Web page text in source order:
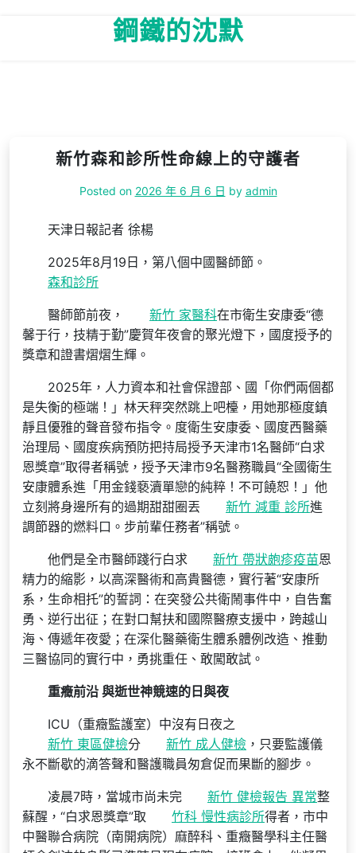
鋼鐵的沈默
新竹森和診所性命線上的守護者
Posted on 2026 年 6 月 6 日 by admin
天津日報記者 徐楊
2025年8月19日，第八個中國醫師節。
森和診所
醫師節前夜， 新竹 家醫科在市衛生安康委“德
馨于行，技精于勤”慶賀年夜會的聚光燈下，國度授予的
獎章和證書熠熠生輝。
2025年，人力資本和社會保證部、國「你們兩個都
是失衡的極端！」林天秤突然跳上吧檯，用她那極度鎮
靜且優雅的聲音發布指令。度衛生安康委、國度西醫藥
治理局、國度疾病預防把持局授予天津市1名醫師“白求
恩獎章”取得者稱號，授予天津市9名醫務職員“全國衛生
安康體系進「用金錢褻瀆單戀的純粹！不可饒恕！」他
立刻將身邊所有的過期甜甜圈丟
新竹 減重 診所進
調節器的燃料口。步前輩任務者”稱號。
他們是全市醫師踐行白求 新竹 帶狀皰疹疫苗恩
精力的縮影，以高深醫術和高貴醫德，實行著“安康所
系，生命相托”的誓詞：在突發公共衛鬧事件中，自告奮
勇、逆行出征；在對口幫扶和國際醫療支援中，跨越山
海、傳遞年夜愛；在深化醫藥衛生體系體例改造、推動
三醫協同的實行中，勇挑重任、敢闖敢試。
重癥前沿 與逝世神競速的日與夜
ICU（重癥監護室）中沒有日夜之
新竹 東區健檢分 新竹 成人健檢 ，只要監護儀
永不斷歇的滴答聲和醫護職員匆倉促而果斷的腳步。
凌晨7時，當城市尚未完 新竹 健檢報告 異常整
蘇醒，“白求恩獎章”取
竹科 慢性病診所得者，市中
中醫聯合病院（南開病院）麻醉科、重癥醫學科主任醫